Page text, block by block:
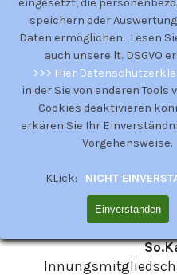
speichern oder
Daten ermöglichen. Lesen
auch unsere lt. DSGVO
>>> Hier
in der Sie von anderen Tools
Cookies deaktivieren
erkären Sie Ihr
Vorgehensweise.
KLick: NICHT
Einverstanden
Vorteile der